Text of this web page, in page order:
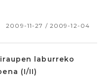
2009-11-27 / 2009-12-04
laburreko
(I/II)